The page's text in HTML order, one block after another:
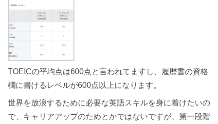
TOEICの平均点は600点と言われてますし、履歴書の資格
欄に書けるレベルが600点以上になります。
世界を放浪するために必要な英語スキルを身に着けたいの
で、キャリアアップのためとかではないですが、第一段階